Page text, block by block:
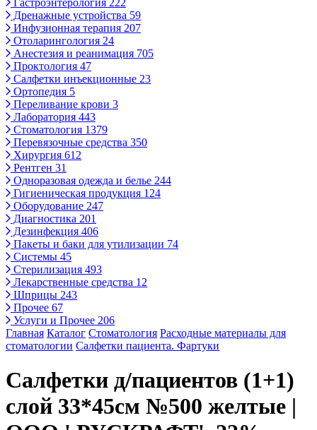
Гастроэнтерология 222
Дренажные устройства 59
Инфузионная терапия 207
Отоларингология 24
Анестезия и реанимация 705
Проктология 47
Салфетки инъекционные 23
Ортопедия 5
Переливание крови 3
Лаборатория 443
Стоматология 1379
Перевязочные средства 350
Хирургия 612
Рентген 31
Одноразовая одежда и белье 244
Гигиеническая продукция 124
Оборудование 247
Диагностика 201
Дезинфекция 406
Пакеты и баки для утилизации 74
Системы 45
Стерилизация 493
Лекарственные средства 12
Шприцы 243
Прочее 67
Услуги и Прочее 206
Главная Каталог Стоматология Расходные материалы для
стоматологии Салфетки пациента. Фартуки
Салфетки д/пациентов (1+1)
слой 33*45см №500 желтые |